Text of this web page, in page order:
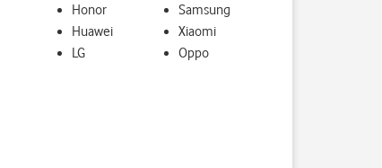
Honor
Huawei
LG
Samsung
Xiaomi
Oppo